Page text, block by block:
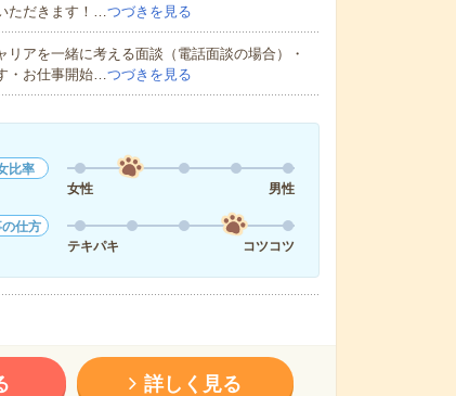
ただきます！…つづきを見る
アを一緒に考える面談（電話面談の場合）・
・お仕事開始…つづきを見る
比率
女性
男性
仕方
テキパキ
コツコツ
詳しく見る